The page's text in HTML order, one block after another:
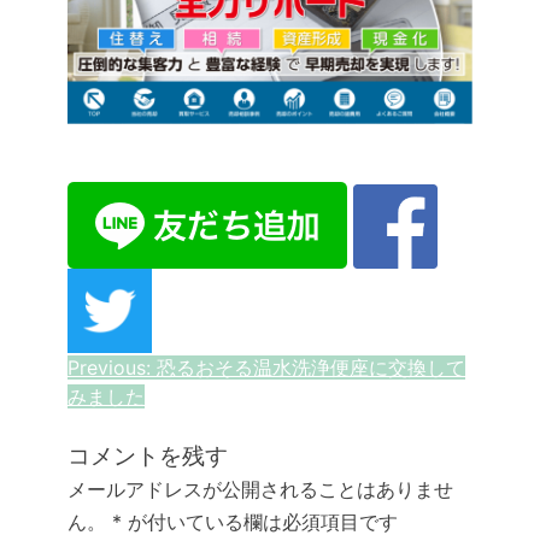
投
稿
ナ
ビ
Previous: 恐るおそる温水洗浄便座に交換して
みました
コメントを残す
メールアドレスが公開されることはありませ
ん。
* が付いている欄は必須項目です